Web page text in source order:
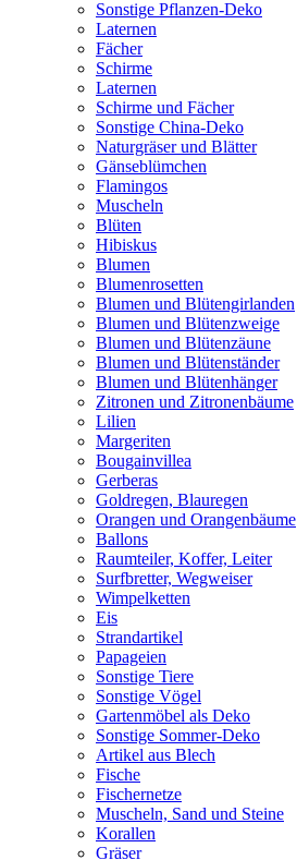
Sonstige Pflanzen-Deko
Laternen
Fächer
Schirme
Laternen
Schirme und Fächer
Sonstige China-Deko
Naturgräser und Blätter
Gänseblümchen
Flamingos
Muscheln
Blüten
Hibiskus
Blumen
Blumenrosetten
Blumen und Blütengirlanden
Blumen und Blütenzweige
Blumen und Blütenzäune
Blumen und Blütenständer
Blumen und Blütenhänger
Zitronen und Zitronenbäume
Lilien
Margeriten
Bougainvillea
Gerberas
Goldregen, Blauregen
Orangen und Orangenbäume
Ballons
Raumteiler, Koffer, Leiter
Surfbretter, Wegweiser
Wimpelketten
Eis
Strandartikel
Papageien
Sonstige Tiere
Sonstige Vögel
Gartenmöbel als Deko
Sonstige Sommer-Deko
Artikel aus Blech
Fische
Fischernetze
Muscheln, Sand und Steine
Korallen
Gräser